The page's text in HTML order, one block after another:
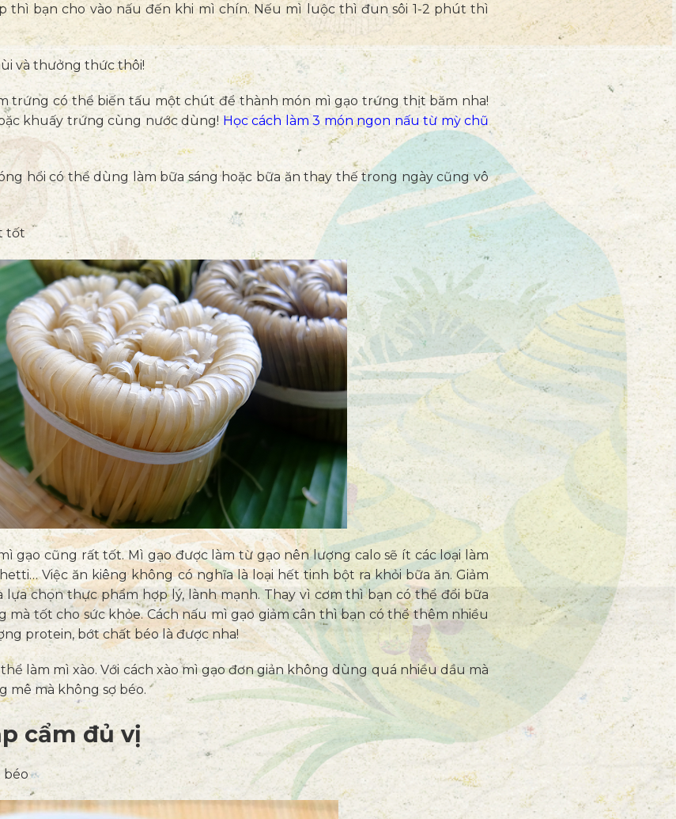
thì bạn cho vào nấu đến khi mì chín. Nếu mì luộc thì đun sôi 1-2 phút thì
và thưởng thức thôi!
trứng có thể biến tấu một chút để thành món mì gạo trứng thịt băm nha!
khuấy trứng cùng nước dùng! Học cách làm 3 món ngon nấu từ mỳ chũ
hổi có thể dùng làm bữa sáng hoặc bữa ăn thay thế trong ngày cũng vô
tốt
gạo cũng rất tốt. Mì gạo được làm từ gạo nên lượng calo sẽ ít các loại làm
Việc ăn kiêng không có nghĩa là loại hết tinh bột ra khỏi bữa ăn. Giảm
lựa chọn thực phẩm hợp lý, lành mạnh. Thay vì cơm thì bạn có thể đổi bữa
mà tốt cho sức khỏe. Cách nấu mì gạo giảm cân thì bạn có thể thêm nhiều
protein, bớt chất béo là được nha!
làm mì xào. Với cách xào mì gạo đơn giản không dùng quá nhiều dầu mà
mê mà không sợ béo.
cẩm đủ vị
béo